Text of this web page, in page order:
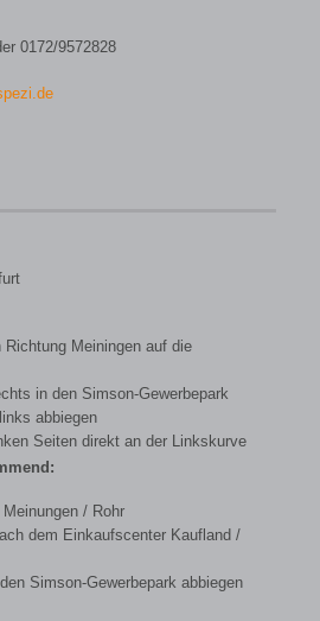
0172/9572828
Meiningen auf die
in den Simson-Gewerbepark
abbiegen
Seiten direkt an der Linkskurve
/ Rohr
dem Einkaufscenter Kaufland /
Simson-Gewerbepark abbiegen